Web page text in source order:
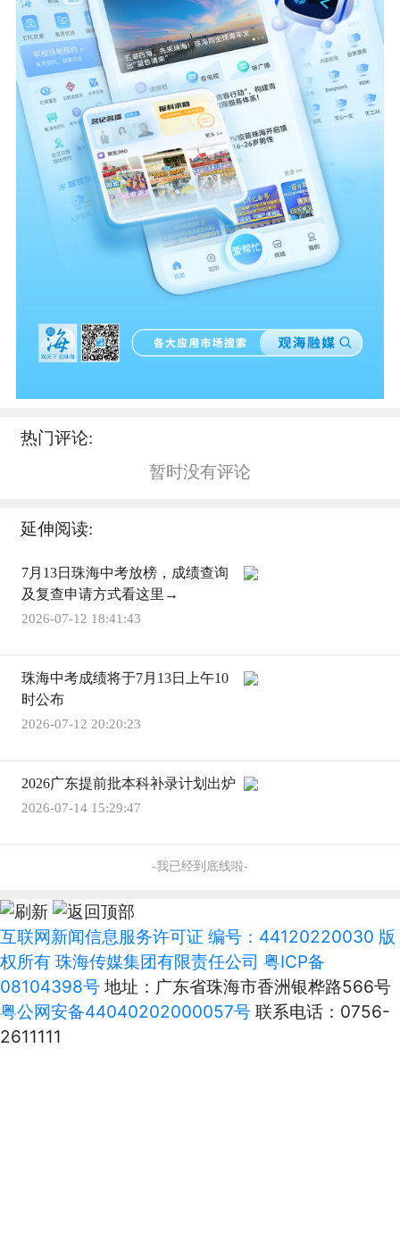
热门评论:
暂时没有评论
延伸阅读:
7月13日珠海中考放榜，成绩查询
及复查申请方式看这里→
2026-07-12 18:41:43
珠海中考成绩将于7月13日上午10
时公布
2026-07-12 20:20:23
2026广东提前批本科补录计划出炉
2026-07-14 15:29:47
-我已经到底线啦-
互联网新闻信息服务许可证 编号：44120220030 版
权所有 珠海传媒集团有限责任公司 粤ICP备
08104398号 地址：广东省珠海市香洲银桦路566号
粤公网安备44040202000057号 联系电话：0756-
2611111